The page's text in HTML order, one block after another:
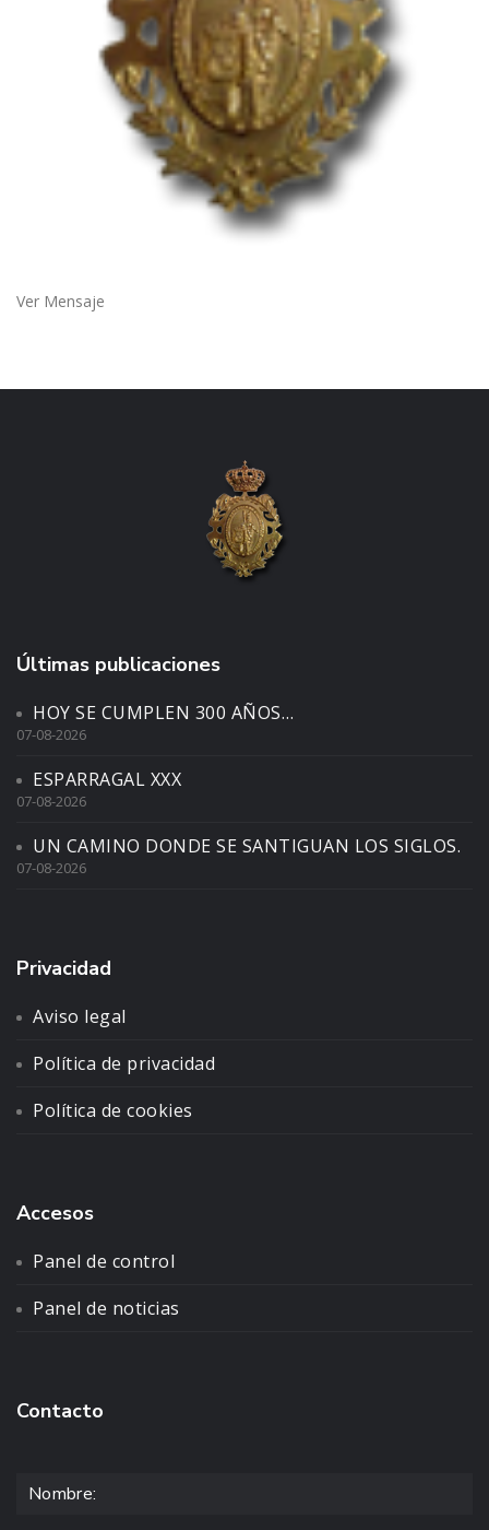
Ver Mensaje
Últimas publicaciones
HOY SE CUMPLEN 300 AÑOS…
07-08-2026
ESPARRAGAL XXX
07-08-2026
UN CAMINO DONDE SE SANTIGUAN LOS SIGLOS.
07-08-2026
Privacidad
Aviso legal
Política de privacidad
Política de cookies
Accesos
Panel de control
Panel de noticias
Contacto